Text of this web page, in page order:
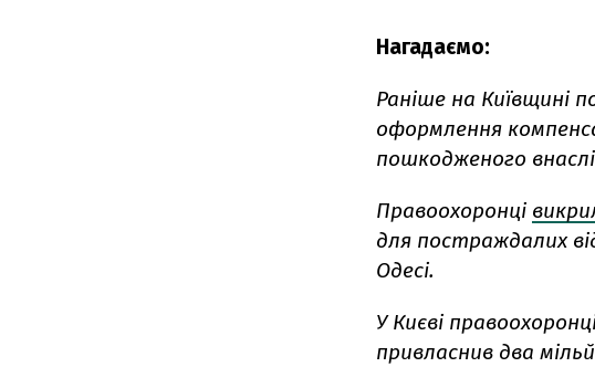
Нагадаємо:
Раніше на Київщині
оформлення
пошкодженого
Правоохоронці
для постраждалих
Одесі.
У Києві
привласнив два